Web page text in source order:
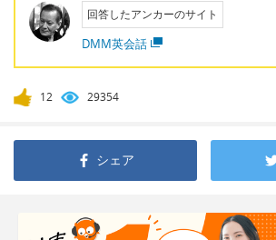
回答したアンカーのサイト
DMM英会話
12 29354
シェア